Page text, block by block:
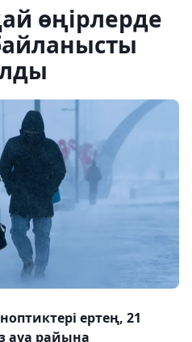
өңірлерде
ертең, 21
ауа райына